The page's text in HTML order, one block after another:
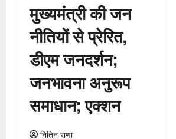
मुख्यमंत्री की जन
नीतियों से प्रेरित,
डीएम जनदर्शन;
जनभावना अनुरूप
समाधान; एक्शन
नितिन राणा